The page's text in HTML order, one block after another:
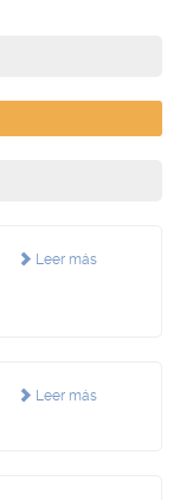
Leer más
Leer más